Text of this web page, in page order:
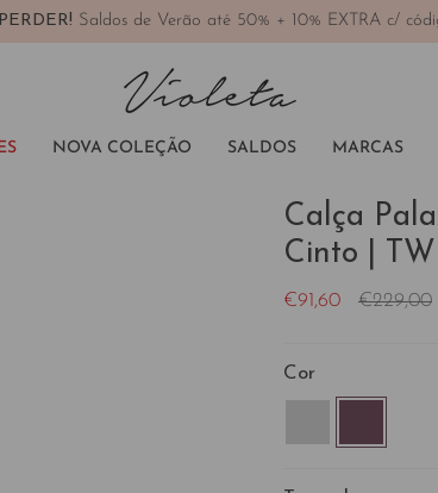
Saldos de Verão até 50% + 10% EXTRA c/
NOVA COLEÇÃO SALDOS MARCAS
Calça
Cinto |
€91,60
Preço
€229,00
Cor